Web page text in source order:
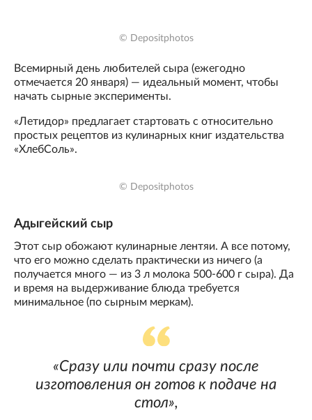
© Depositphotos
Всемирный день любителей сыра (ежегодно
отмечается 20 января) — идеальный момент, чтобы
начать сырные эксперименты.
«Летидор» предлагает стартовать с относительно
простых рецептов из кулинарных книг издательства
«ХлебСоль».
© Depositphotos
Адыгейский сыр
Этот сыр обожают кулинарные лентяи. А все потому,
что его можно сделать практически из ничего (а
получается много — из 3 л молока 500-600 г сыра). Да
и время на выдерживание блюда требуется
минимальное (по сырным меркам).
«Сразу или почти сразу после
изготовления он готов к подаче на
стол»,